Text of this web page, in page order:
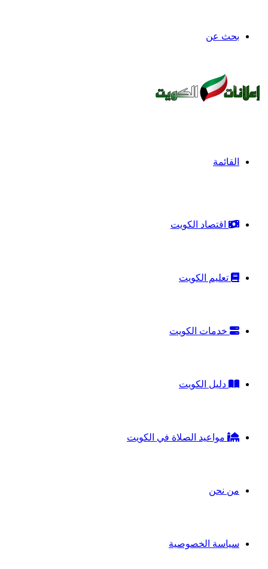
بحث عن
القائمة
اقتصاد الكويت
تعليم الكويت
خدمات الكويت
دليل الكويت
مواعيد الصلاة في الكويت
من نحن
سياسة الخصوصية